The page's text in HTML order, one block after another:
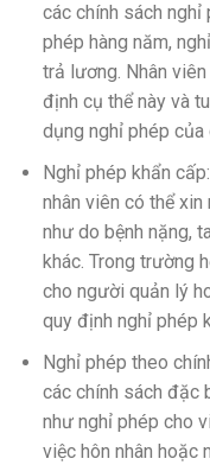
các chính sách
phép hàng năm,
trả lương. Nhân
định cụ thể này và
dụng nghỉ phép của
Nghỉ phép khẩn
nhân viên có thể
như do bệnh nặng,
khác. Trong trường
cho người quản lý
quy định nghỉ phép
Nghỉ phép theo
các chính sách đặc
như nghỉ phép cho
việc hôn nhân hoặc